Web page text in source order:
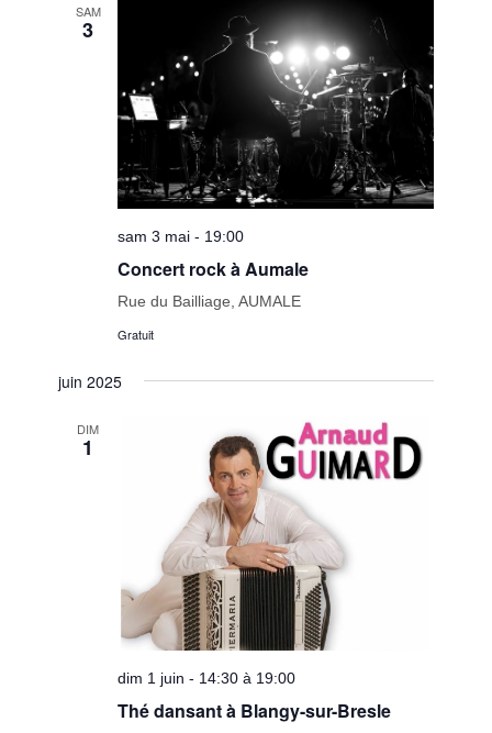
SAM
3
sam 3 mai - 19:00
Concert rock à Aumale
Rue du Bailliage, AUMALE
Gratuit
juin 2025
DIM
1
dim 1 juin - 14:30 à 19:00
Thé dansant à Blangy-sur-Bresle